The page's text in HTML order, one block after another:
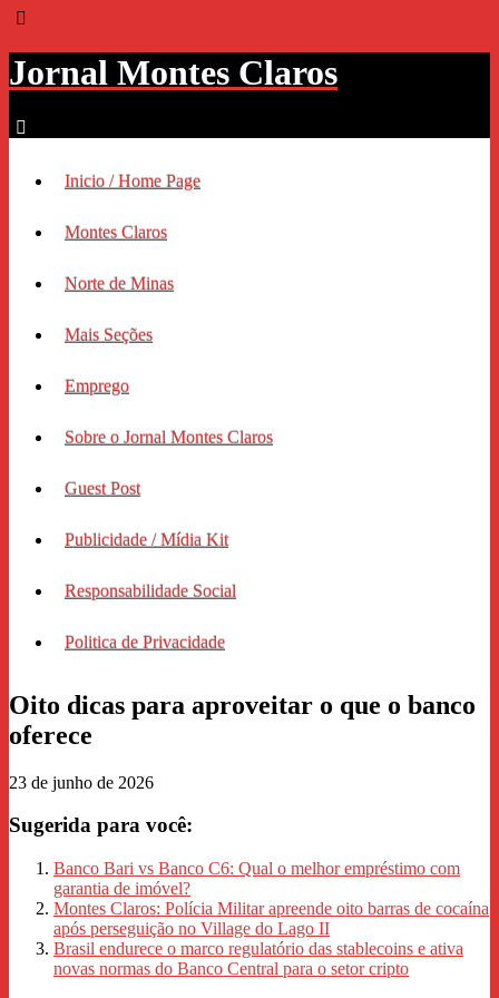
Jornal Montes Claros
Inicio / Home Page
Montes Claros
Norte de Minas
Mais Seções
Emprego
Sobre o Jornal Montes Claros
Guest Post
Publicidade / Mídia Kit
Responsabilidade Social
Politica de Privacidade
Oito dicas para aproveitar o que o banco
oferece
23 de junho de 2026
Sugerida para você:
Banco Bari vs Banco C6: Qual o melhor empréstimo com
garantia de imóvel?
Montes Claros: Polícia Militar apreende oito barras de cocaína
após perseguição no Village do Lago II
Brasil endurece o marco regulatório das stablecoins e ativa
novas normas do Banco Central para o setor cripto